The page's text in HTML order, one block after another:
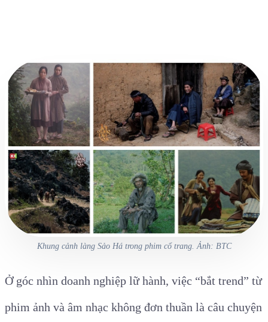
Khung cảnh làng Sảo Há trong phim cổ trang. Ảnh: BTC
Ở góc nhìn doanh nghiệp lữ hành, việc “bắt trend” từ
phim ảnh và âm nhạc không đơn thuần là câu chuyện